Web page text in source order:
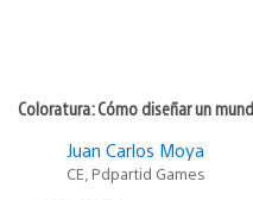
Coloratura: Cómo diseñar un
Juan Carlos Moya
CE, Pdpartid Games